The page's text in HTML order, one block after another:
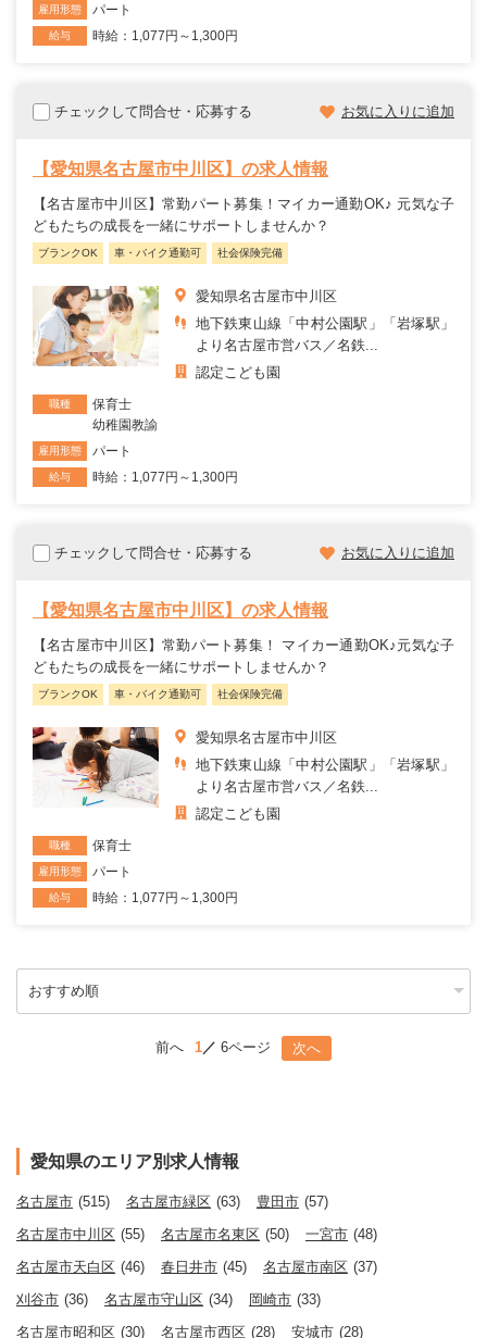
雇用形態 パート
給与 時給：1,077円～1,300円
チェックして問合せ・応募する お気に入りに追加
【愛知県名古屋市中川区】の求人情報
【名古屋市中川区】常勤パート募集！マイカー通勤OK♪ 元気な子
どもたちの成長を一緒にサポートしませんか？
ブランクOK 車・バイク通勤可 社会保険完備
愛知県名古屋市中川区
地下鉄東山線「中村公園駅」「岩塚駅」
より名古屋市営バス／名鉄...
認定こども園
職種
保育士
幼稚園教諭
雇用形態 パート
給与 時給：1,077円～1,300円
チェックして問合せ・応募する お気に入りに追加
【愛知県名古屋市中川区】の求人情報
【名古屋市中川区】常勤パート募集！ マイカー通勤OK♪元気な子
どもたちの成長を一緒にサポートしませんか？
ブランクOK 車・バイク通勤可 社会保険完備
愛知県名古屋市中川区
地下鉄東山線「中村公園駅」「岩塚駅」
より名古屋市営バス／名鉄...
認定こども園
職種 保育士
雇用形態 パート
給与 時給：1,077円～1,300円
前へ 1 6ページ 次へ
愛知県のエリア別求人情報
名古屋市 (515) 名古屋市緑区 (63) 豊田市 (57)
名古屋市中川区 (55) 名古屋市名東区 (50) 一宮市 (48)
名古屋市天白区 (46) 春日井市 (45) 名古屋市南区 (37)
刈谷市 (36) 名古屋市守山区 (34) 岡崎市 (33)
名古屋市昭和区 (30) 名古屋市西区 (28) 安城市 (28)